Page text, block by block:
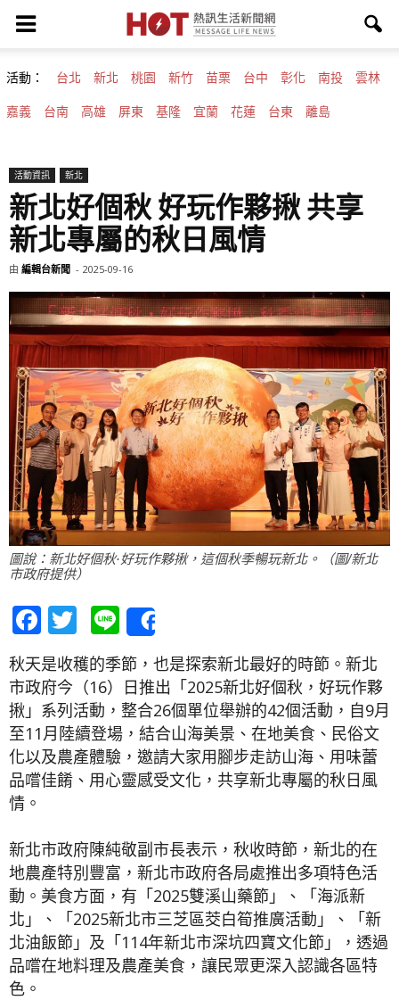
活動： 台北 新北 桃園 新竹 苗栗 台中 彰化 南投 雲林
嘉義 台南 高雄 屏東 基隆 宜蘭 花蓮 台東 離島
活動資訊 新北
新北好個秋 好玩作夥揪 共享
新北專屬的秋日風情
由 編輯台新聞 - 2025-09-16
圖說：新北好個秋·好玩作夥揪，這個秋季暢玩新北。（圖/新北
市政府提供）
Facebook
Twitter
Line
秋天是收穫的季節，也是探索新北最好的時節。新北
市政府今（16）日推出「2025新北好個秋，好玩作夥
揪」系列活動，整合26個單位舉辦的42個活動，自9月
至11月陸續登場，結合山海美景、在地美食、民俗文
化以及農產體驗，邀請大家用腳步走訪山海、用味蕾
品嚐佳餚、用心靈感受文化，共享新北專屬的秋日風
情。
新北市政府陳純敬副市長表示，秋收時節，新北的在
地農產特別豐富，新北市政府各局處推出多項特色活
動。美食方面，有「2025雙溪山藥節」、「海派新
北」、「2025新北市三芝區茭白筍推廣活動」、「新
北油飯節」及「114年新北市深坑四寶文化節」，透過
品嚐在地料理及農產美食，讓民眾更深入認識各區特
色。